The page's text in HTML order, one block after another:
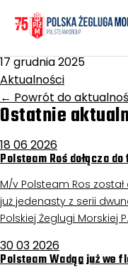
Homepage
Wrocław II
17 grudnia 2025
Aktualności
← Powrót do
Ostatnie
18 06 2026
Polsteam Roś dołącza
M/v Polsteam Ros
już jedenasty z serii
Polskiej Żeglugi Morskiej
30 03 2026
Polsteam Wadąg już we